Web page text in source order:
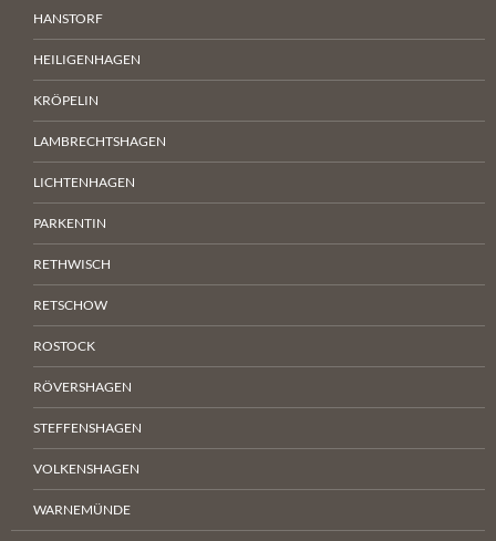
HANSTORF
HEILIGENHAGEN
KRÖPELIN
LAMBRECHTSHAGEN
LICHTENHAGEN
PARKENTIN
RETHWISCH
RETSCHOW
ROSTOCK
RÖVERSHAGEN
STEFFENSHAGEN
VOLKENSHAGEN
WARNEMÜNDE